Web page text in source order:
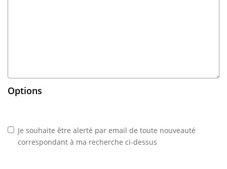
Options
Je souhaite être alerté par email de toute nouveauté
correspondant à ma recherche ci-dessus